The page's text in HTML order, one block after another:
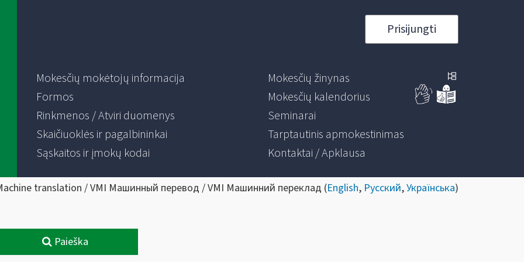
Prisijungti
Mokesčių mokėtojų informacija
Formos
Rinkmenos / Atviri duomenys
Skaičiuoklės ir pagalbininkai
Sąskaitos ir įmokų kodai
Mokesčių žinynas
Mokesčių kalendorius
Seminarai
Tarptautinis apmokestinimas
Kontaktai / Apklausa
translation / VMI Машинный перевод / VMI Машинний переклад (English, Русский,Українська)
Paieška